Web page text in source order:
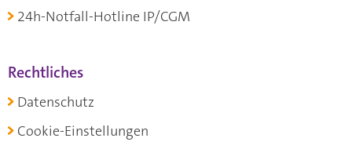
24h-Notfall-Hotline IP/CGM
Rechtliches
Datenschutz
Cookie-Einstellungen